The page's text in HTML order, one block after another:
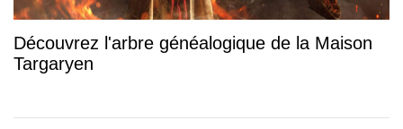
Découvrez l'arbre généalogique de la Maison
Targaryen